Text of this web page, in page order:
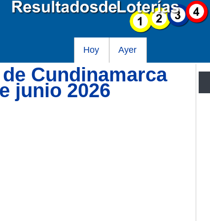
Hoy Ayer
Cundinamarca
junio 2026